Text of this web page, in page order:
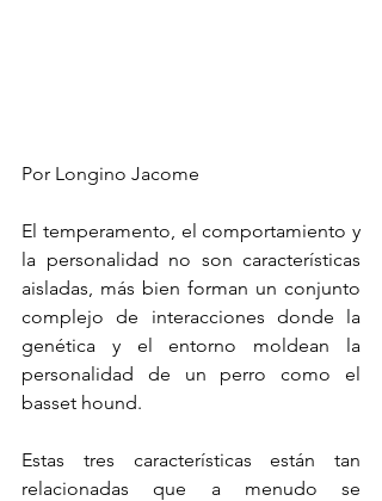
Por Longino Jacome
El temperamento, el comportamiento y
la personalidad no son características
aisladas, más bien forman un conjunto
complejo de interacciones donde la
genética y el entorno moldean la
personalidad de un perro como el
basset hound.
Estas tres características están tan
relacionadas que a menudo se